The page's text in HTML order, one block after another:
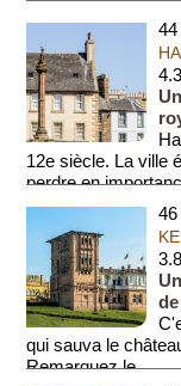
autrefois la
12e siècle. La ville
perdre en
Haddington de...
qui sauva le
Remarquez le...